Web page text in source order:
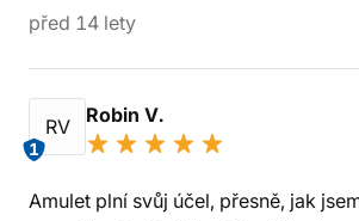
před 14 lety
RV
1
Robin V.
Amulet plní svůj účel, přesně, jak